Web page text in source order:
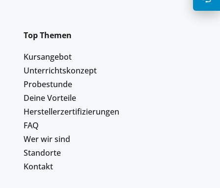
Top Themen
Kursangebot
Unterrichtskonzept
Probestunde
Deine Vorteile
Herstellerzertifizierungen
FAQ
Wer wir sind
Standorte
Kontakt